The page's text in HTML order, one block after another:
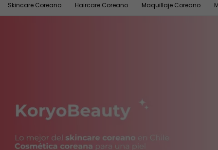
Skincare Coreano Haircare Coreano Maquillaje Coreano